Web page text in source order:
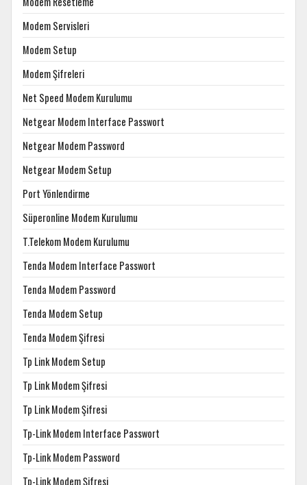
Modem Servisleri
Modem Setup
Modem Şifreleri
Net Speed Modem Kurulumu
Netgear Modem Interface Passwort
Netgear Modem Password
Netgear Modem Setup
Port Yönlendirme
Süperonline Modem Kurulumu
T.Telekom Modem Kurulumu
Tenda Modem Interface Passwort
Tenda Modem Password
Tenda Modem Setup
Tenda Modem Şifresi
Tp Link Modem Setup
Tp Link Modem Şifresi
Tp Link Modem Şifresi
Tp-Link Modem Interface Passwort
Tp-Link Modem Password
Tp-Link Modem Şifresi